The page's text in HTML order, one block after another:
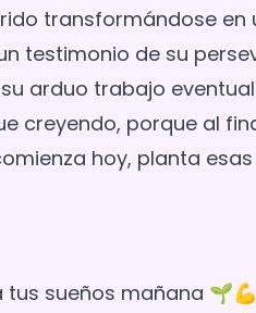
transformándose en
testimonio de su
arduo trabajo
creyendo, porque al
hoy, planta
sueños mañana